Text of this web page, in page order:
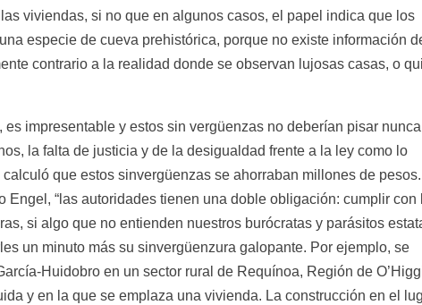
viviendas, si no que en algunos casos, el papel indica que los
especie de cueva prehistórica, porque no existe información
contrario a la realidad donde se observan lujosas casas, o
impresentable y estos sin vergüenzas no deberían pisar
la falta de justicia y de la desigualdad frente a la ley como lo
que estos sinvergüenzas se ahorraban millones de pesos.
“las autoridades tienen una doble obligación: cumplir con
si algo que no entienden nuestros burócratas y parásitos
un minuto más su sinvergüenzura galopante. Por ejemplo, se
Huidobro en un sector rural de Requínoa, Región de
y en la que se emplaza una vivienda. La construcción en el